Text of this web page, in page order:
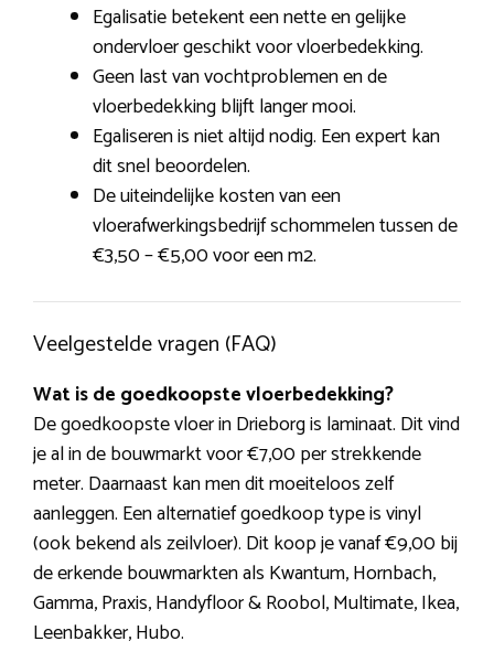
Egalisatie betekent een nette en gelijke
ondervloer geschikt voor vloerbedekking.
Geen last van vochtproblemen en de
vloerbedekking blijft langer mooi.
Egaliseren is niet altijd nodig. Een expert kan
dit snel beoordelen.
De uiteindelijke kosten van een
vloerafwerkingsbedrijf schommelen tussen de
€3,50 – €5,00 voor een m2.
Veelgestelde vragen (FAQ)
Wat is de goedkoopste vloerbedekking?
De goedkoopste vloer in Drieborg is laminaat. Dit vind
je al in de bouwmarkt voor €7,00 per strekkende
meter. Daarnaast kan men dit moeiteloos zelf
aanleggen. Een alternatief goedkoop type is vinyl
(ook bekend als zeilvloer). Dit koop je vanaf €9,00 bij
de erkende bouwmarkten als Kwantum, Hornbach,
Gamma, Praxis, Handyfloor & Roobol, Multimate, Ikea,
Leenbakker, Hubo.